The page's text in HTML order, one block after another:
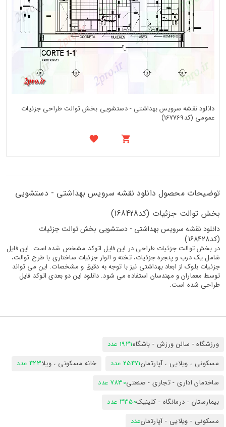
دانلود نقشه سرویس بهداشتی - دستشویی بخش توالت طراحی جزئیات
عمومی (کد167769)
توضیحات محصول دانلود نقشه سرویس بهداشتی - دستشویی
بخش توالت جزئیات (کد168428)
دانلود نقشه سرویس بهداشتی - دستشویی بخش توالت جزئیات
(کد168428)
در بخش توالت جزئیات طراحی در این فایل اتوکد مشخص شده است. این فایل
شامل یک درب و پنجره جزئیات، تخته و الوار جزئیات ساختاری با طرح توالت،
جزئیات بلوک از ابعاد بهداشتی نیز با توجه به دقیق و مشخصات. این می تواند
توسط معماران و مهندسان استفاده می شود. دانلود این دو بعدی اتوکد فایل
طراحی شده است.
ورزشگاه - سالن ورزش - باشگاه1931 عدد
مسکونی ، ویلایی ، آپارتمان25471 عدد خانه مسکونی ، ویلا423 عدد
ساختمان اداری - تجاری - صنعتی7830 عدد
بیمارستان - درمانگاه - کلینیک3350 عدد
مسکونی - ویلایی - آپارتمانعدد